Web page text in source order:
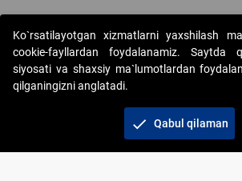
Copyright © 2017-2026. "Elektron onlayn-
tashkil etish" AJ. Barcha huquqlar himoyalangan
Ko`rsatilayotgan xizmatlarni yaxshilash
cookie-fayllardan foydalanamiz. Saytda
siyosati va shaxsiy ma`lumotlardan
qilganingizni anglatadi.
check Qabul qilaman